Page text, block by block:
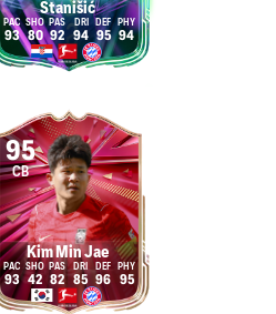
Stanišić
93 80 92 94 95 94
95
CB
Kim Min Jae
93 42 82 85 96 95